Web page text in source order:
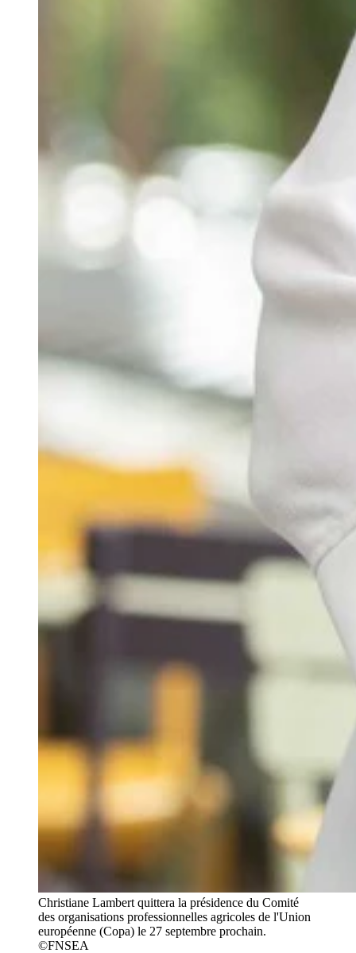
Christiane Lambert quittera la présidence du Comité
des organisations professionnelles agricoles de l'Union
européenne (Copa) le 27 septembre prochain.
©FNSEA